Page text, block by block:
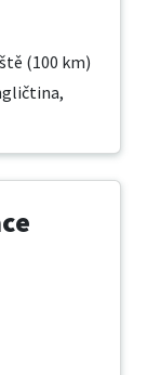
(100 km)